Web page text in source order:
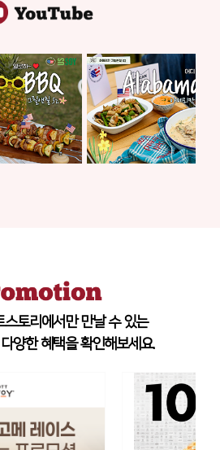
스토리에서만 만날 수 있는
양한 혜택을 확인해보세요.